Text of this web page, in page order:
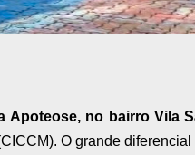
Apoteose, no bairro Vila
O grande